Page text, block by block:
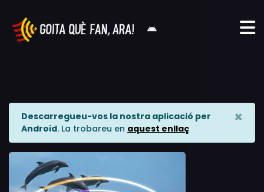
Descarregueu-vos la nostra aplicació per
Android. La trobareu en aquest enllaç
×